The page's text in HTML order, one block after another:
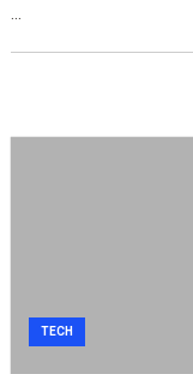
...
TECH